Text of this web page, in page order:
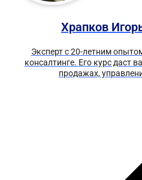
Храпков
Эксперт с 20-летним
консалтинге. Его курс даст
продажах,